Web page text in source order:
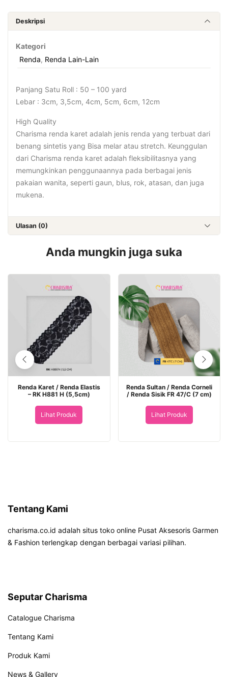
Deskripsi
Kategori
Renda, Renda Lain-Lain
Panjang Satu Roll : 50 – 100 yard
Lebar : 3cm, 3,5cm, 4cm, 5cm, 6cm, 12cm
High Quality
Charisma renda karet adalah jenis renda yang terbuat dari
benang sintetis yang Bisa melar atau stretch. Keunggulan
dari Charisma renda karet adalah fleksibilitasnya yang
memungkinkan penggunaannya pada berbagai jenis
pakaian wanita, seperti gaun, blus, rok, atasan, dan juga
mukena.
Ulasan (0)
Anda mungkin juga suka
Renda Karet / Renda Elastis
– RK H881 H (5,5cm)
Lihat Produk
Renda Sultan / Renda Corneli
/ Renda Sisik FR 47/C (7 cm)
Lihat Produk
Tentang Kami
charisma.co.id adalah situs toko online Pusat Aksesoris Garmen
& Fashion terlengkap dengan berbagai variasi pilihan.
Seputar Charisma
Catalogue Charisma
Tentang Kami
Produk Kami
News & Gallery